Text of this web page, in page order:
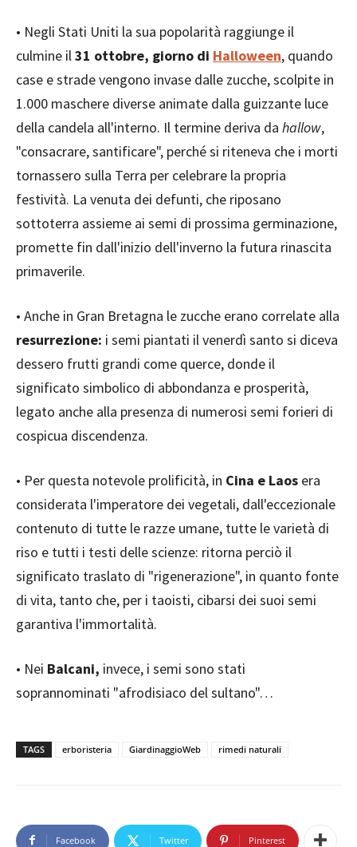
• Negli Stati Uniti la sua popolarità raggiunge il
culmine il31 ottobre, giorno di Halloween, quando
case e strade vengono invase dalle zucche, scolpite in
1.000 maschere diverse animate dalla guizzante luce
della candela all'interno. Il termine deriva da hallow,
"consacrare, santificare", perché si riteneva che i morti
tornassero sulla Terra per celebrare la propria
festività. La venuta dei defunti, che riposano
sottoterra assieme ai semi di prossima germinazione,
promette fin dall'inizio dell'inverno la futura rinascita
primaverile.
• Anche in Gran Bretagna le zucche erano correlate alla
resurrezione: i semi piantati il venerdì santo si diceva
dessero frutti grandi come querce, donde il
significato simbolico di abbondanza e prosperità,
legato anche alla presenza di numerosi semi forieri di
cospicua discendenza.
• Per questa notevole prolificità, in Cina e Laos era
considerata l'imperatore dei vegetali, dall'eccezionale
contenuto di tutte le razze umane, tutte le varietà di
riso e tutti i testi delle scienze: ritorna perciò il
significato traslato di "rigenerazione", in quanto fonte
di vita, tanto che, per i taoisti, cibarsi dei suoi semi
garantiva l'immortalità.
• Nei Balcani, invece, i semi sono stati
soprannominati "afrodisiaco del sultano"…
TAGS erboristeria GiardinaggioWeb rimedi naturali
Facebook Twitter Pinterest